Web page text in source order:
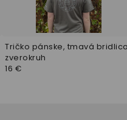
Tričko pánske, tmavá
zverokruh
16 €